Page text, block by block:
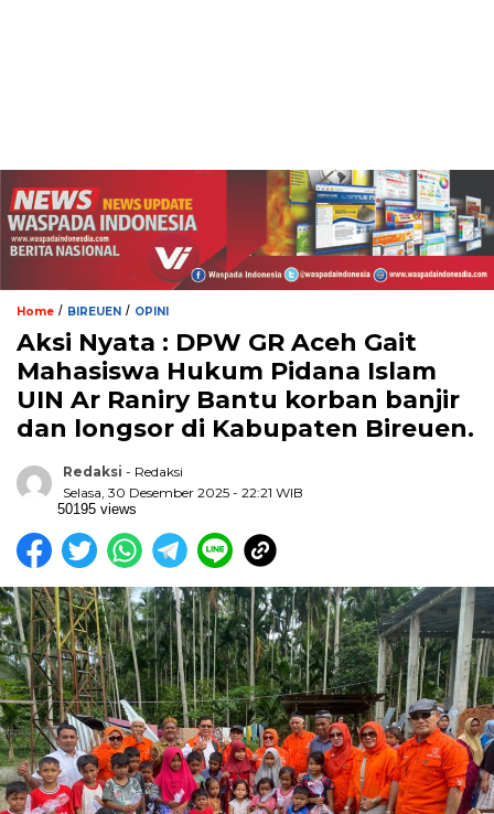
Home / BIREUEN / OPINI
Aksi Nyata : DPW GR Aceh Gait
Mahasiswa Hukum Pidana Islam
UIN Ar Raniry Bantu korban banjir
dan longsor di Kabupaten Bireuen.
Redaksi - Redaksi
Selasa, 30 Desember 2025 - 22:21 WIB
50195 views